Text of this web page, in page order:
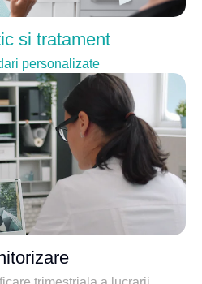
si tratament
personalizate